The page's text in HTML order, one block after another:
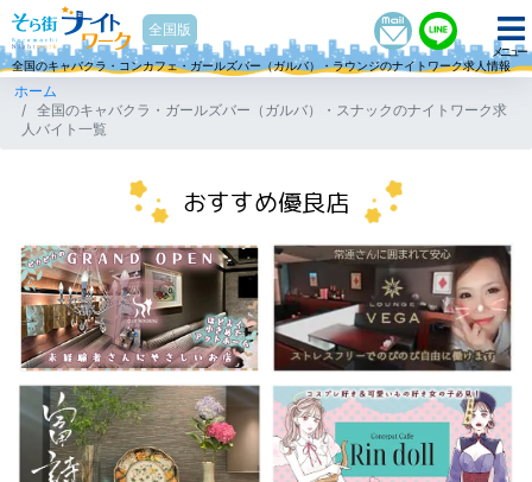
メニュー
そら街ナイトワーク
全国版
全国のキャバクラ・コンカフェ・ガールズバー（ガルバ）・ラウンジのナイトワーク求人情報
ホーム
人バイト一覧
おすすめ優良店